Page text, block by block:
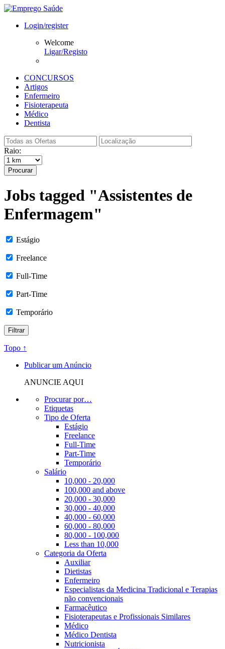
Login/register
Welcome
Ligar/Registo
CONCURSOS
Artigos
Enfermeiro
Fisioterapeuta
Médico
Dentista
Raio:
Procurar
Jobs tagged "Assistentes de
Enfermagem"
Estágio
Freelance
Full-Time
Part-Time
Temporário
Topo ↑
Publicar um Anúncio
ANUNCIE AQUI
Procurar por…
Etiquetas
Tipo de Oferta
Estágio
Freelance
Full-Time
Part-Time
Temporário
Salário
10,000 - 20,000
100,000 and above
20,000 - 30,000
30,000 - 40,000
40,000 - 60,000
60,000 - 80,000
80,000 - 100,000
Less than 10,000
Categoria da Oferta
Auxiliar
Dietistas
Enfermeiro
Especialistas da Medicina Tradicional e Terapias
não convencionais
Farmacêutico
Fisioterapeutas e Profissionais Similares
Médico
Médico Dentista
Nutricionista